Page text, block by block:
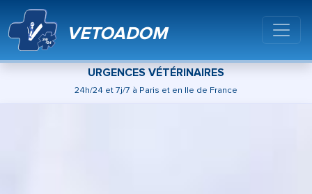
VETOADOM
URGENCES VÉTÉRINAIRES
24h/24 et 7j/7 à Paris et en Ile de France